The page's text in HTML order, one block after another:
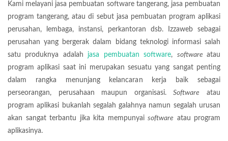
Kami melayani jasa pembuatan software tangerang, jasa pembuatan
program tangerang, atau di sebut jasa pembuatan program aplikasi
perusahan, lembaga, instansi, perkantoran dsb. Izzaweb sebagai
perusahan yang bergerak dalam bidang teknologi informasi salah
satu produknya adalah jasa pembuatan software, softwareatau
program aplikasi saat ini merupakan sesuatu yang sangat penting
dalam rangka menunjang kelancaran kerja baik sebagai
perseorangan, perusahaan maupun organisasi.Software
atau
program aplikasi bukanlah segalah galahnya namun segalah urusan
akan sangat terbantu jika kita mempunyai software atau program
aplikasinya.